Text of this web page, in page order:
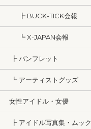
┣ BUCK-TICK会報
┗ X-JAPAN会報
┣ パンフレット
┗ アーティストグッズ
女性アイドル・女優
┣ アイドル写真集・ムック